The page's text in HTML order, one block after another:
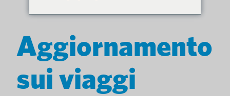
Aggiornamento
sui viaggi